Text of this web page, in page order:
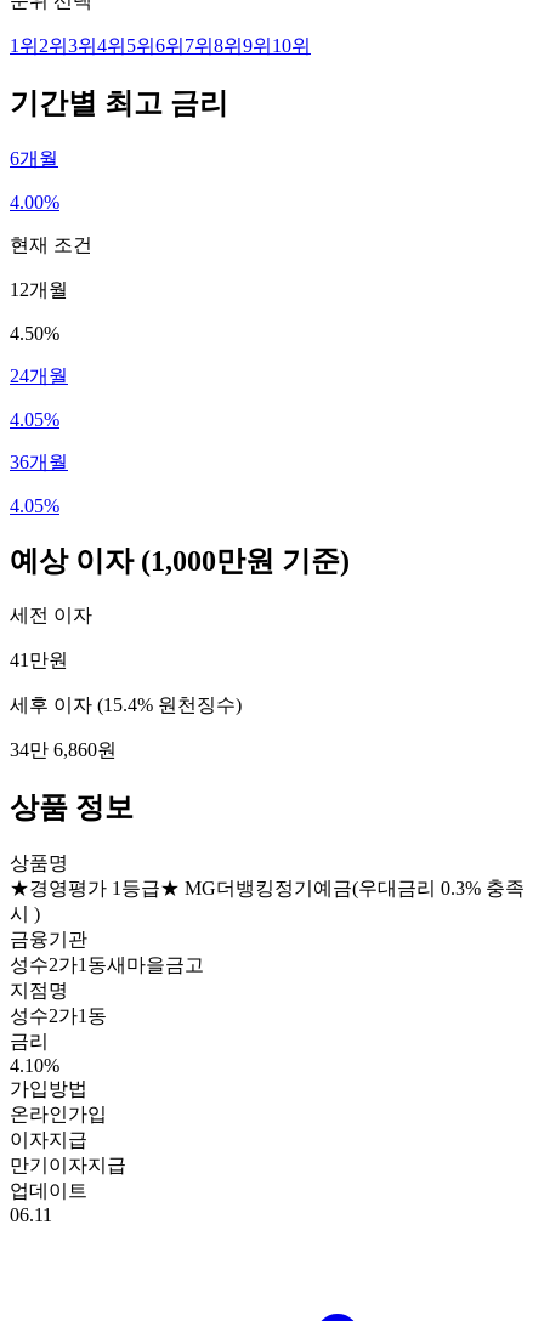
1 위 2위 3위 4위 5위 6위 7위 8위 9위 10위
기간별 최고 금리
6개월
4.00%
현재 조건
12개월
4.50%
24개월
4.05%
36개월
4.05%
예상 이자 (1,000만원 기준)
세전 이자
41만원
세후 이자 (15.4% 원천징수)
34만 6,860원
상품 정보
상품명
★경영평가 1등급★ MG더뱅킹정기예금(우대금리 0.3% 충족
시 )
금융기관
성수2가1동새마을금고
지점명
성수2가1동
금리
4.10%
가입방법
온라인가입
이자지급
만기이자지급
업데이트
06.11